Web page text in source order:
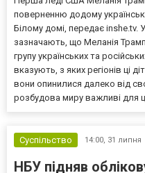
поверненню додому
Білому домі, передає inshe.tv.
зазначають, що Меланія
групу українських та
вказують, з яких регіонів ці
вони опинилися далеко від
розбудова миру важливі для
Суспільство 14:00, 31 липня
НБУ підняв